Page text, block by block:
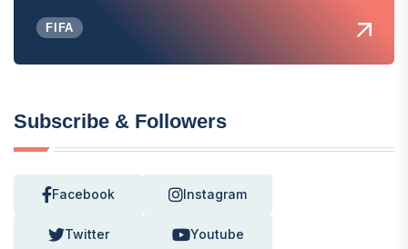
FIFA
Subscribe & Followers
Facebook Instagram
Twitter Youtube